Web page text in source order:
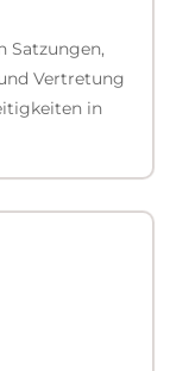
Satzungen,
Vertretung
in